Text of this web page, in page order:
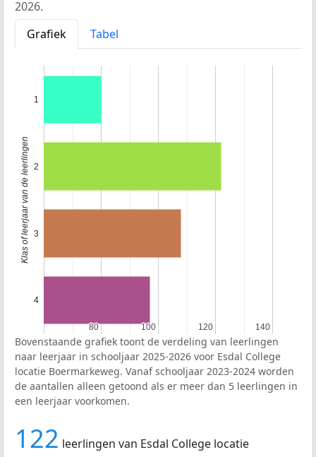
2026.
Grafiek
Tabel
80
80 100
100 120
120 140
140
1
2
3
4
Klas of leerjaar van de leerlingen
Bovenstaande grafiek toont de verdeling van leerlingen
naar leerjaar in schooljaar 2025-2026 voor Esdal College
locatie Boermarkeweg. Vanaf schooljaar 2023-2024 worden
de aantallen alleen getoond als er meer dan 5 leerlingen in
een leerjaar voorkomen.
122 leerlingen van Esdal College locatie